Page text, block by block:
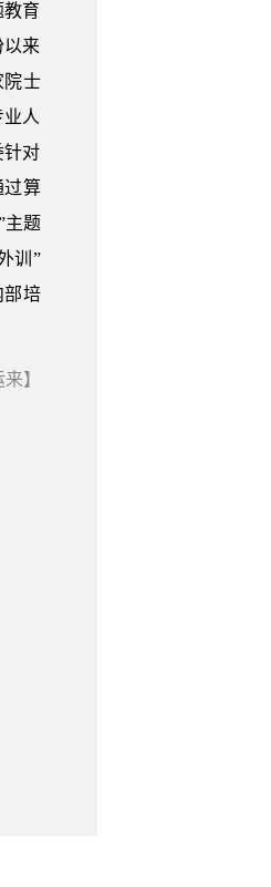
育
以来
院士
人
针对
过算
主题
训”
部培
】